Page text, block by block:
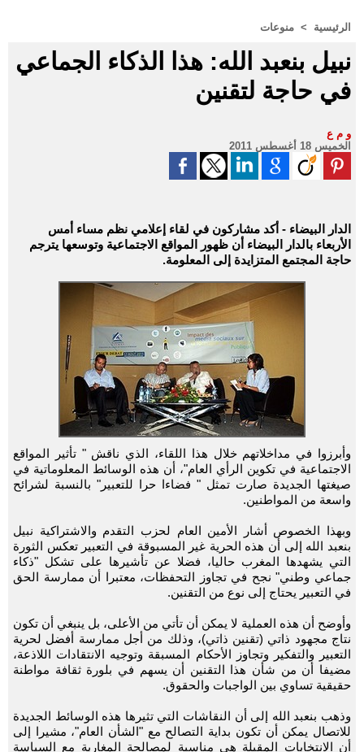
الرئيسية > منوعات
نبيل بنعبد الله: هذا الذكاء الجماعي
في حاجة لتقنين
و م ع
الخميس 18 أغسطس 2011
الدار البيضاء - أكد مشاركون في لقاء إعلامي نظم مساء أمس
الأربعاء بالدار البيضاء أن ظهور المواقع الاجتماعية وتوسعها يترجم
حاجة المجتمع المتزايدة إلى المعلومة.
وأبرزوا في مداخلاتهم خلال هذا اللقاء، الذي ناقش " تأثير المواقع
الاجتماعية في تكوين الرأي العام"، أن هذه الوسائط المعلوماتية في
صيغتها الجديدة صارت تمثل " فضاءا حرا للتعبير" بالنسبة لشرائح
واسعة من المواطنين.
وبهذا الخصوص أشار الأمين العام لحزب التقدم والاشتراكية نبيل
بنعبد الله إلى أن هذه الحرية غير المسبوقة في التعبير تعكس الثورة
التي يشهدها المغرب حاليا، فضلا عن تأشيرها على تشكل "ذكاء
جماعي وطني" نجح في تجاوز التحفظات، معتبرا أن ممارسة الحق
في التعبير يحتاج إلى نوع من التقنين.
وأوضح أن هذه العملية لا يمكن أن تأتي من الأعلى، بل ينبغي أن تكون
نتاج مجهود ذاتي (تقنين ذاتي)، وذلك من أجل ممارسة أفضل لحرية
التعبير والتفكير وتجاوز الأحكام المسبقة وتوجيه الانتقادات اللاذعة،
مضيفا أن من شأن هذا التقنين أن يسهم في بلورة ثقافة مواطنة
حقيقية تساوي بين الواجبات والحقوق.
وذهب بنعبد الله إلى أن النقاشات التي تثيرها هذه الوسائط الجديدة
للاتصال يمكن أن تكون بداية التصالح مع "الشأن العام"، مشيرا إلى
أن الانتخابات المقبلة هي مناسبة لمصالحة المغاربة مع السياسة